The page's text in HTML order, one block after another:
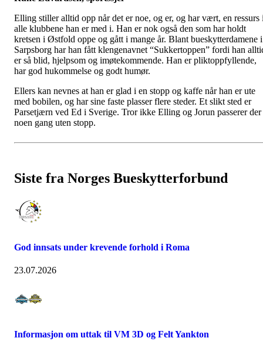
Elling stiller alltid opp når det er noe, og er, og har vært, en ressurs
alle klubbene han er med i. Han er nok også den som har holdt
kretsen i Østfold oppe og gått i mange år. Blant bueskytterdamene i
Sarpsborg har han fått klengenavnet “Sukkertoppen” fordi han
er så blid, hjelpsom og imøtekommende. Han er pliktoppfyllende,
har god hukommelse og godt humør.
Ellers kan nevnes at han er glad i en stopp og kaffe når han er ute
med bobilen, og har sine faste plasser flere steder. Et slikt sted er
Parsetjærn ved Ed i Sverige. Tror ikke Elling og Jorun passerer der
noen gang uten stopp.
Siste fra Norges Bueskytterforbund
God innsats under krevende forhold i Roma
23.07.2026
Informasjon om uttak til VM 3D og Felt Yankton